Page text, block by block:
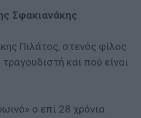
Σφακιανάκης
Πιλάτος, στενός φίλος
και πού είναι
ο επί 28 χρόνια